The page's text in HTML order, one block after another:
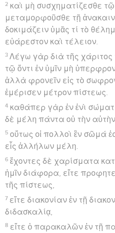
2 καὶ μὴ συσχηματίζεσθε
μεταμορφοῦσθε τῇ
δοκιμάζειν ὑμᾶς τί τὸ
εὐάρεστον καὶ τέλειον.
3 Λέγω γὰρ διὰ τῆς χάριτος
τῷ ὄντι ἐν ὑμῖν μὴ
ἀλλὰ φρονεῖν εἰς τὸ
ἐμέρισεν μέτρον πίστεως.
4 καθάπερ γὰρ ἐν ἑνὶ
δὲ μέλη πάντα οὐ τὴν αὐτὴν
5 οὕτως οἱ πολλοὶ ἓν σῶμά
εἷς ἀλλήλων μέλη.
6 ἔχοντες δὲ χαρίσματα
ἡμῖν διάφορα, εἴτε
τῆς πίστεως,
7 εἴτε διακονίαν ἐν τῇ
διδασκαλίᾳ,
8 εἴτε ὁ παρακαλῶν ἐν τῇ